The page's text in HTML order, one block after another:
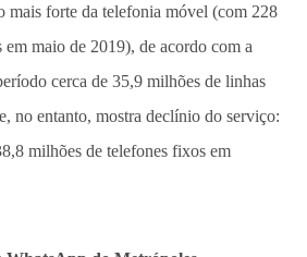
mais forte da telefonia móvel (com 228
em maio de 2019), de acordo com a
cerca de 35,9 milhões de linhas
no entanto, mostra declínio do serviço:
milhões de telefones fixos em